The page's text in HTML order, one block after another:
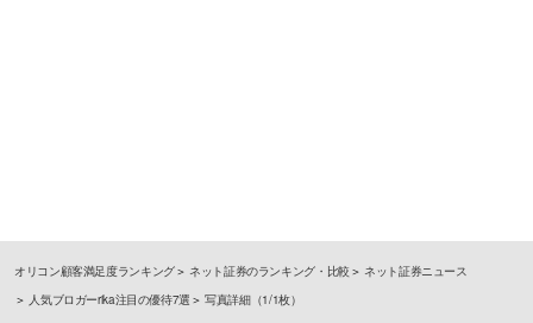
オリコン顧客満足度ランキング ネット証券のランキング・比較
ネット証券ニュース
人気ブロガーrika注目の優待7選
写真詳細（1/1枚）